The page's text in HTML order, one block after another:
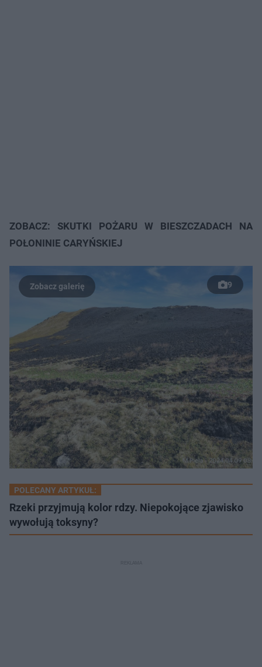
ZOBACZ: SKUTKI POŻARU W BIESZCZADACH NA
POŁONINIE CARYŃSKIEJ
9
POLECANY ARTYKUŁ:
Rzeki przyjmują kolor rdzy. Niepokojące zjawisko
wywołują toksyny?